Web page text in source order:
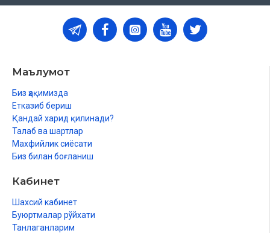
Маълумот
Биз ҳақимизда
Етказиб бериш
Қандай харид қилинади?
Талаб ва шартлар
Махфийлик сиёсати
Биз билан боғланиш
Кабинет
Шахсий кабинет
Буюртмалар рўйхати
Танлаганларим